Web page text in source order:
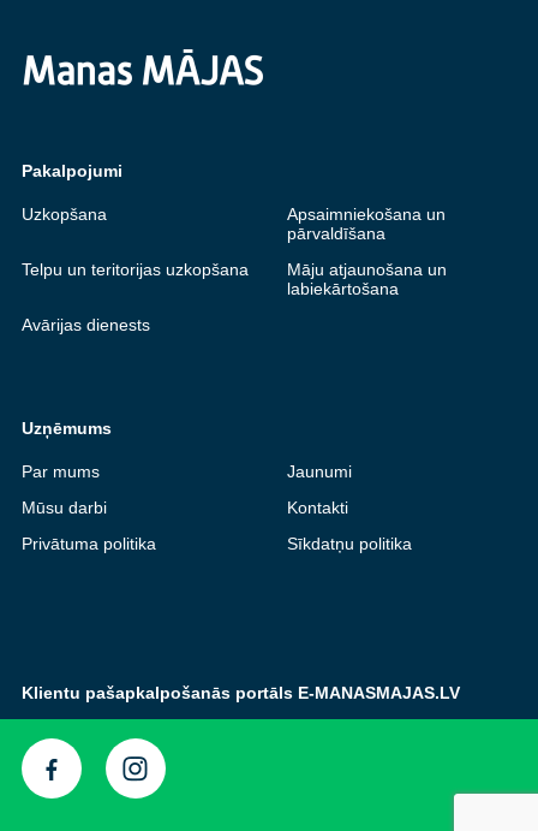
Pakalpojumi
Uzkopšana
Apsaimniekošana un
pārvaldīšana
Telpu un teritorijas uzkopšana
Māju atjaunošana un
labiekārtošana
Avārijas dienests
Uzņēmums
Par mums
Jaunumi
Mūsu darbi
Kontakti
Privātuma politika
Sīkdatņu politika
Klientu pašapkalpošanās portāls E-MANASMAJAS.LV